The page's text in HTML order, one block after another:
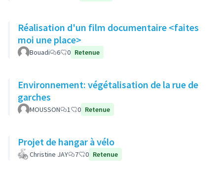
Réalisation d'un film documentaire <faites
moi une place>
Bouadi 6 0 Retenue
Environnement: végétalisation de la rue de
garches
MOUSSON 1 0 Retenue
Projet de hangar à vélo
Christine JAY 7 0 Retenue